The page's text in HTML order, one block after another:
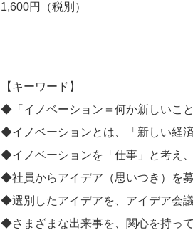
1,600円（税別）
【キーワード】
◆「イノベーション＝何か新しいこ
◆イノベーションとは、「新しい経
◆イノベーションを「仕事」と考え
◆社員からアイデア（思いつき）を
◆選別したアイデアを、アイデア会
◆さまざまな出来事を、関心を持っ